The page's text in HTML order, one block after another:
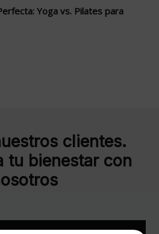
Yoga vs. Pilates para
clientes.
tu bienestar con